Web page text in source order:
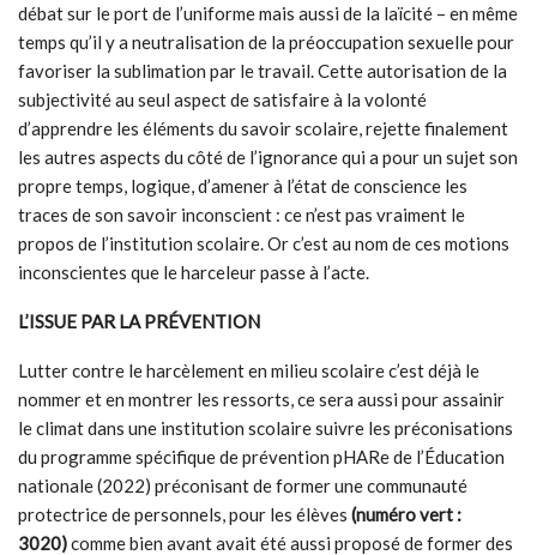
débat sur le port de l’uniforme mais aussi de la laïcité – en même
temps qu’il y a neutralisation de la préoccupation sexuelle pour
favoriser la sublimation par le travail. Cette autorisation de la
subjectivité au seul aspect de satisfaire à la volonté
d’apprendre les éléments du savoir scolaire, rejette finalement
les autres aspects du côté de l’ignorance qui a pour un sujet son
propre temps, logique, d’amener à l’état de conscience les
traces de son savoir inconscient : ce n’est pas vraiment le
propos de l’institution scolaire. Or c’est au nom de ces motions
inconscientes que le harceleur passe à l’acte.
L’ISSUE PAR LA PRÉVENTION
Lutter contre le harcèlement en milieu scolaire c’est déjà le
nommer et en montrer les ressorts, ce sera aussi pour assainir
le climat dans une institution scolaire suivre les préconisations
du programme spécifique de prévention pHARe de l’Éducation
nationale (2022) préconisant de former une communauté
protectrice de personnels, pour les élèves (numéro vert :
3020)comme bien avant avait été aussi proposé de former des